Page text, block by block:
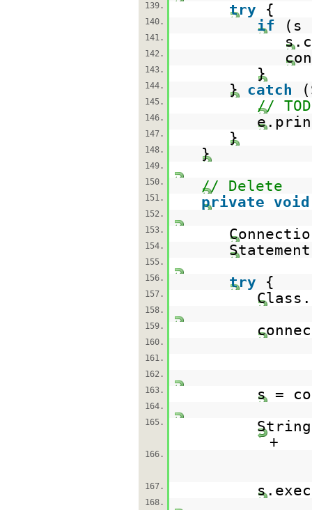
139.
try {
140. if (s
141.
142.
143. }
144. } catch
145. //
146.
147. }
148. }
149.
150.
// Delete
151. private void
152.
153.
154.
155.
156.
try {
157.
158.
159.
160.
161.
162.
163.
s =
164.
165.
+
166.
167.
168.